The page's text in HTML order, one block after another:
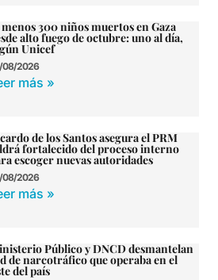
300 niños muertos en Gaza
alto fuego de octubre: uno al día,
Unicef
08/2026
más »
de los Santos asegura el PRM
fortalecido del proceso interno
escoger nuevas autoridades
08/2026
más »
Público y DNCD desmantelan
de narcotráfico que operaba en el
del país